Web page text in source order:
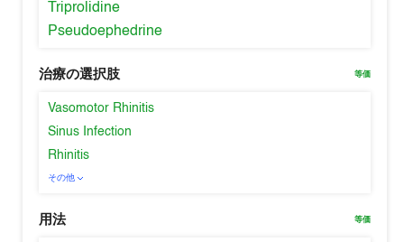
Triprolidine
Pseudoephedrine
治療の選択肢 等価
Vasomotor Rhinitis
Sinus Infection
Rhinitis
その他
用法 等価